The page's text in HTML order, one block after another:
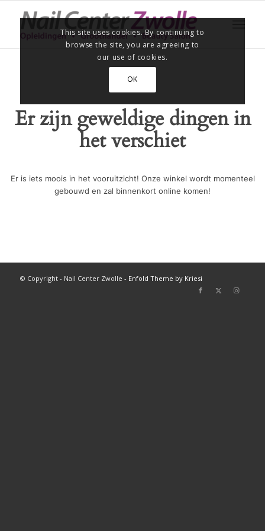
Er zijn geweldige dingen in
het verschiet
Er is iets moois in het vooruitzicht! Onze winkel wordt momenteel
gebouwd en zal binnenkort online komen!
© Copyright - Nail Center Zwolle - Enfold Theme by Kriesi
This site uses cookies. By continuing to
browse the site, you are agreeing to
our use of cookies.
OK